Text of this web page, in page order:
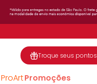
Troque seus pontos
ProArtPromoções